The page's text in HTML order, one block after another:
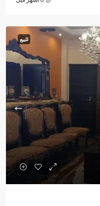
للبيع